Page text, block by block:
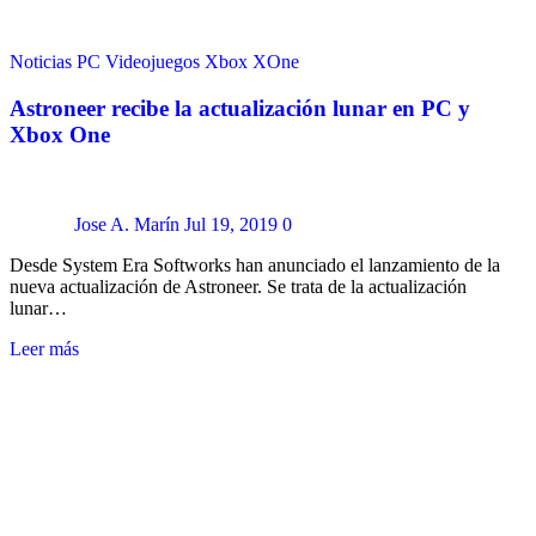
Noticias PC Videojuegos Xbox XOne
Astroneer recibe la actualización lunar en PC y
Xbox One
Jose A. Marín Jul 19, 2019 0
Desde System Era Softworks han anunciado el lanzamiento de la
nueva actualización de Astroneer. Se trata de la actualización
lunar…
Leer más